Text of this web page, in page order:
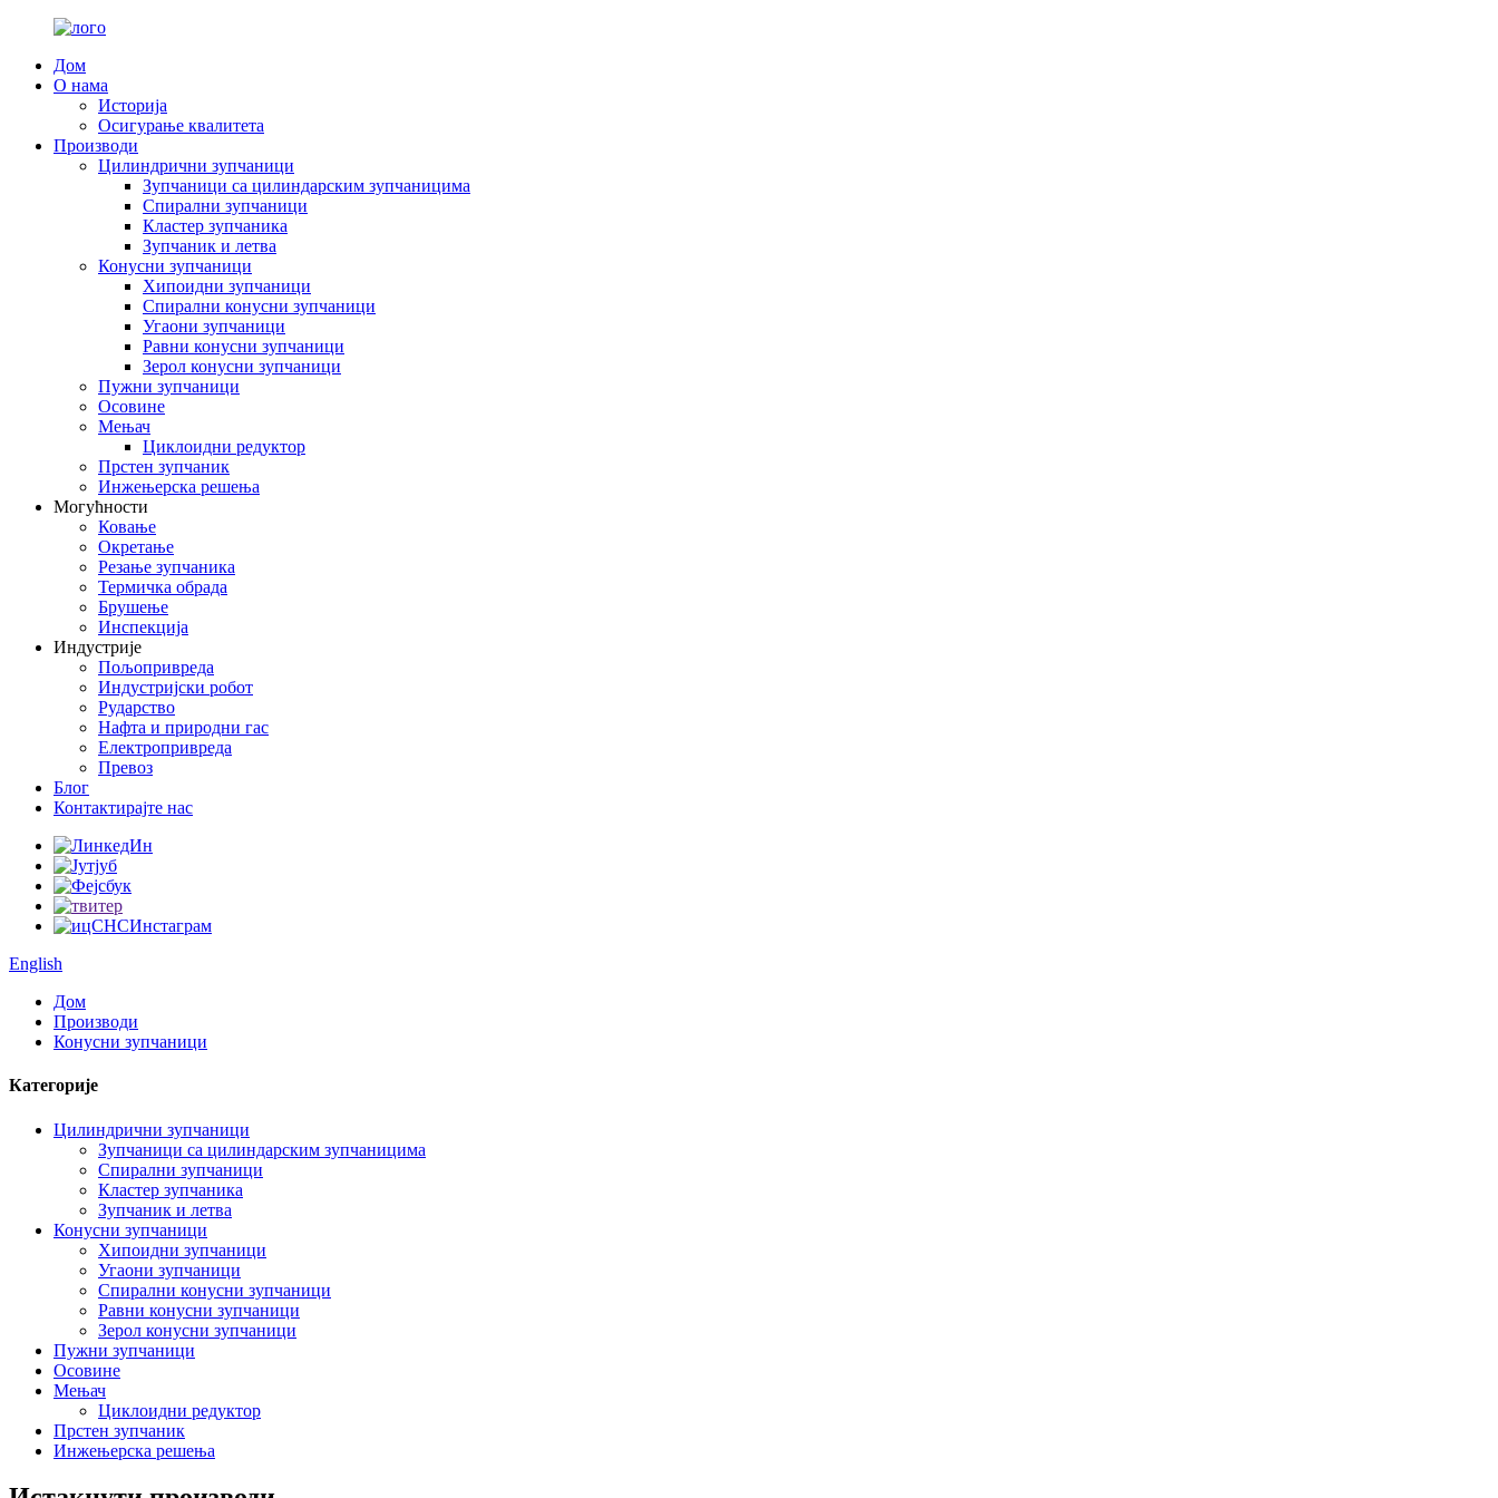
Дом
О нама
Историја
Осигурање квалитета
Производи
Цилиндрични зупчаници
Зупчаници са цилиндарским зупчаницима
Спирални зупчаници
Кластер зупчаника
Зупчаник и летва
Конусни зупчаници
Хипоидни зупчаници
Спирални конусни зупчаници
Угаони зупчаници
Равни конусни зупчаници
Зерол конусни зупчаници
Пужни зупчаници
Осовине
Мењач
Циклоидни редуктор
Прстен зупчаник
Инжењерска решења
Могућности
Ковање
Окретање
Резање зупчаника
Термичка обрада
Брушење
Инспекција
Индустрије
Пољопривреда
Индустријски робот
Рударство
Нафта и природни гас
Електропривреда
Превоз
Блог
Контактирајте нас
English
Дом
Производи
Конусни зупчаници
Категорије
Цилиндрични зупчаници
Зупчаници са цилиндарским зупчаницима
Спирални зупчаници
Кластер зупчаника
Зупчаник и летва
Конусни зупчаници
Хипоидни зупчаници
Угаони зупчаници
Спирални конусни зупчаници
Равни конусни зупчаници
Зерол конусни зупчаници
Пужни зупчаници
Осовине
Мењач
Циклоидни редуктор
Прстен зупчаник
Инжењерска решења